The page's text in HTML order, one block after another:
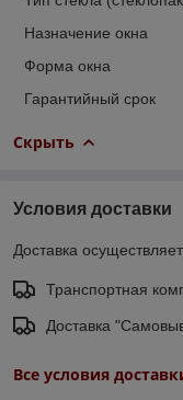
Назначение окна
Форма окна
Гарантийный срок
Скрыть
Условия доставки
Доставка
Транспортная
Доставка
Все условия